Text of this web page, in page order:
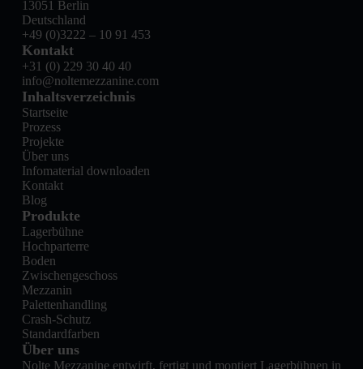
Inhaltsverzeichnis
Startseite
Prozess
Projekte
Über uns
Infomaterial downloaden
Kontakt
Blog
Produkte
Lagerbühne
Hochparterre
Boden
Zwischengeschoss
Mezzanin
Palettenhandling
Crash-Schutz
Standardfarben
Über uns
Nolte Mezzanine entwirft, fertigt und montiert Lagerbühnen in
13051 Berlin
Deutschland
+49 (0)3222 – 10 91 453
Kontakt
+31 (0) 229 30 40 40
info@noltemezzanine.com